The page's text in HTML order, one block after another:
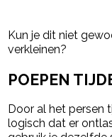
Kun je dit niet
verkleinen?
POEPEN
Door al het persen
logisch dat er